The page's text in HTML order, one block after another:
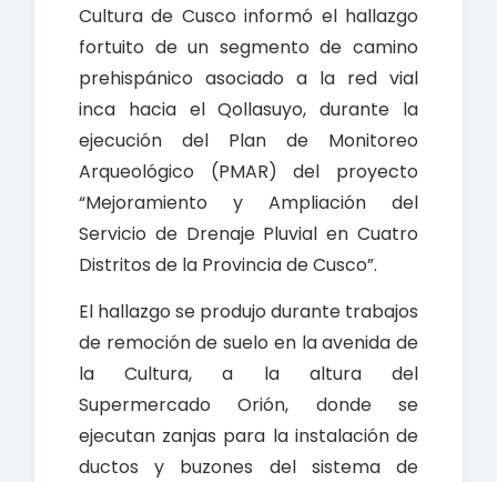
Cultura de Cusco informó el hallazgo
fortuito de un segmento de camino
prehispánico asociado a la red vial
inca hacia el Qollasuyo, durante la
ejecución del Plan de Monitoreo
Arqueológico (PMAR) del proyecto
“Mejoramiento y Ampliación del
Servicio de Drenaje Pluvial en Cuatro
Distritos de la Provincia de Cusco”.
El hallazgo se produjo durante trabajos
de remoción de suelo en la avenida de
la Cultura, a la altura del
Supermercado Orión, donde se
ejecutan zanjas para la instalación de
ductos y buzones del sistema de